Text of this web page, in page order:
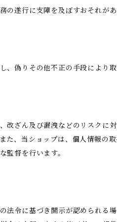
の遂行に支障を及ぼすおそれが
、偽りその他不正の手段により取
改ざん及び漏洩などのリスクに
た、当ショップは、個人情報の
監督を行います。
法令に基づき開示が認められる